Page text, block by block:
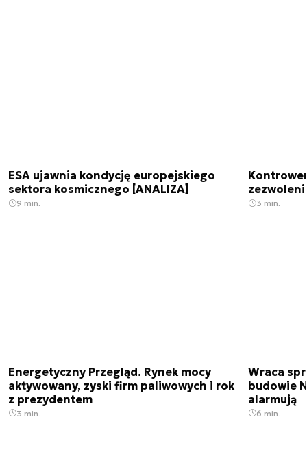
ESA ujawnia kondycję europejskiego
sektora kosmicznego [ANALIZA]
9 min. 3 min.
Energetyczny Przegląd. Rynek mocy
aktywowany, zyski firm paliwowych i rok
z prezydentem
3 min.
Wraca
budowie
alarmują
6 min.